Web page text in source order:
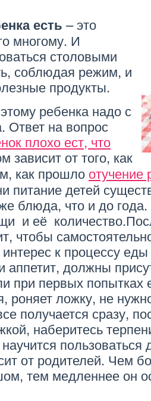
есть – это
многому. И
столовыми
соблюдая режим, и
продукты.
ребенка надо с
Ответ на вопрос
плохо ест, что
зависит от того, как
как прошло отучение
питание детей
блюда, что и до
и её
чтобы
к процессу
аппетит, должны
при первых попытках
роняет ложку, не
получается сразу,
наберитесь
от родителей. Чем
тем медленнее он